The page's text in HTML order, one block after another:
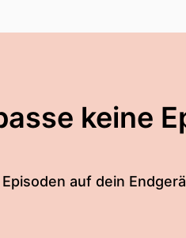
keine
auf dein